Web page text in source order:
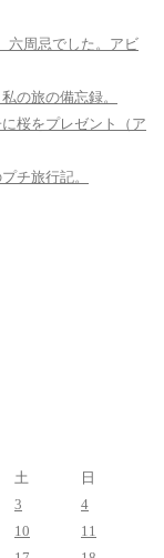
六周忌でした。アビ
の旅の備忘録。
桜をプレゼント（ア
チ旅行記。
土
日
3
4
10
11